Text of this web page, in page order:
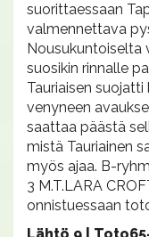
suorittaessaan
valmennettava
Nousukuntoiselta
suosikin rinnalle
Tauriaisen
venyneen
saattaa päästä
mistä Tauriainen
myös ajaa. B-
3 M.T.LARA
onnistuessaan